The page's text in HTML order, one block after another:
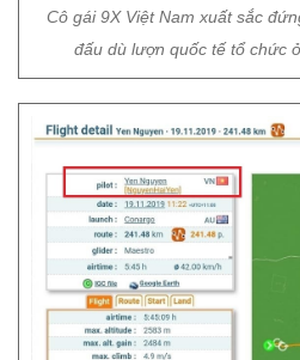
Cô gái 9X Việt Nam xuất sắc
đấu dù lượn quốc tế tổ chức